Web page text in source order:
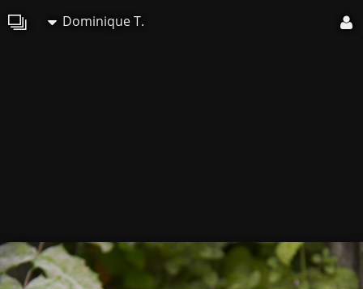
Dominique T.